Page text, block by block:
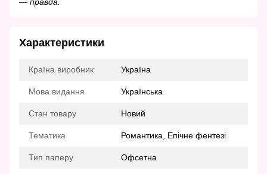
Характеристики
Країна виробник Україна
Мова видання Українська
Стан товару Новий
Тематика Романтика, Епічне фентезі
Тип паперу Офсетна